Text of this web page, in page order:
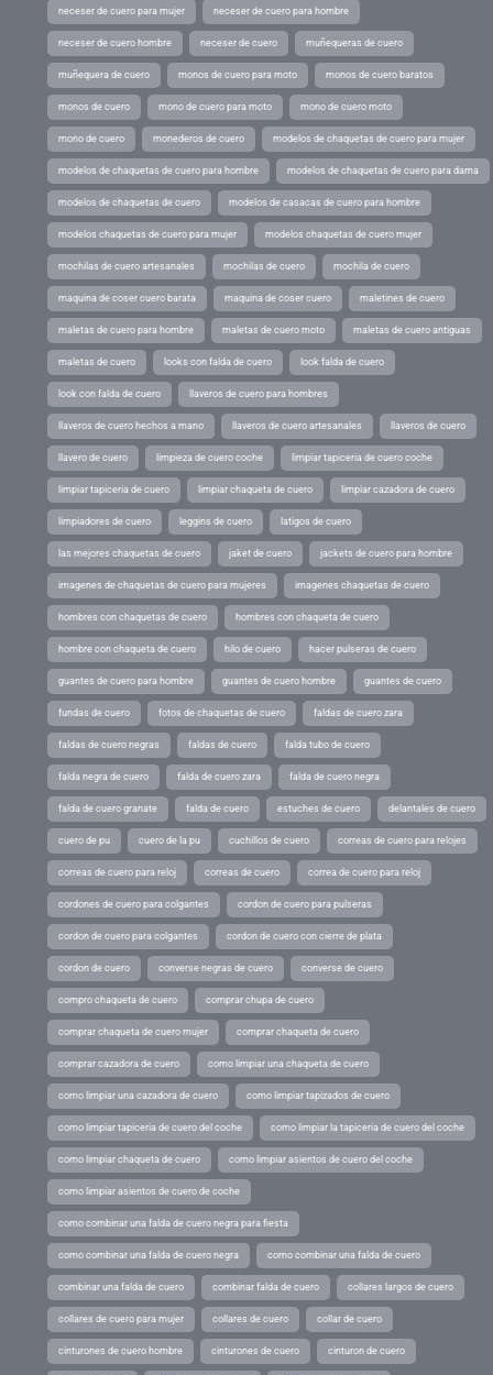
neceser de cuero para mujer neceser de cuero para hombre
neceser de cuero hombre neceser de cuero muñequeras de cuero
muñequera de cuero monos de cuero para moto monos de cuero baratos
monos de cuero mono de cuero para moto mono de cuero moto
mono de cuero monederos de cuero modelos de chaquetas de cuero para mujer
modelos de chaquetas de cuero para hombre modelos de chaquetas de cuero para dama
modelos de chaquetas de cuero modelos de casacas de cuero para hombre
modelos chaquetas de cuero para mujer modelos chaquetas de cuero mujer
mochilas de cuero artesanales mochilas de cuero mochila de cuero
maquina de coser cuero barata maquina de coser cuero maletines de cuero
maletas de cuero para hombre maletas de cuero moto maletas de cuero antiguas
maletas de cuero looks con falda de cuero look falda de cuero
look con falda de cuero llaveros de cuero para hombres
llaveros de cuero hechos a mano llaveros de cuero artesanales llaveros de cuero
llavero de cuero limpieza de cuero coche limpiar tapiceria de cuero coche
limpiar tapiceria de cuero limpiar chaqueta de cuero limpiar cazadora de cuero
limpiadores de cuero leggins de cuero latigos de cuero
las mejores chaquetas de cuero jaket de cuero jackets de cuero para hombre
imagenes de chaquetas de cuero para mujeres imagenes chaquetas de cuero
hombres con chaquetas de cuero hombres con chaqueta de cuero
hombre con chaqueta de cuero hilo de cuero hacer pulseras de cuero
guantes de cuero para hombre guantes de cuero hombre guantes de cuero
fundas de cuero fotos de chaquetas de cuero faldas de cuero zara
faldas de cuero negras faldas de cuero falda tubo de cuero
falda negra de cuero falda de cuero zara falda de cuero negra
falda de cuero granate falda de cuero estuches de cuero delantales de cuero
cuero de pu cuero de la pu cuchillos de cuero correas de cuero para relojes
correas de cuero para reloj correas de cuero correa de cuero para reloj
cordones de cuero para colgantes cordon de cuero para pulseras
cordon de cuero para colgantes cordon de cuero con cierre de plata
cordon de cuero converse negras de cuero converse de cuero
compro chaqueta de cuero comprar chupa de cuero
comprar chaqueta de cuero mujer comprar chaqueta de cuero
comprar cazadora de cuero como limpiar una chaqueta de cuero
como limpiar una cazadora de cuero como limpiar tapizados de cuero
como limpiar tapiceria de cuero del coche como limpiar la tapiceria de cuero del coche
como limpiar chaqueta de cuero como limpiar asientos de cuero del coche
como limpiar asientos de cuero de coche
como combinar una falda de cuero negra para fiesta
como combinar una falda de cuero negra como combinar una falda de cuero
combinar una falda de cuero combinar falda de cuero collares largos de cuero
collares de cuero para mujer collares de cuero collar de cuero
cinturones de cuero hombre cinturones de cuero cinturon de cuero